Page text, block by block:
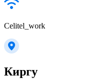
Celitel_work
Киргу